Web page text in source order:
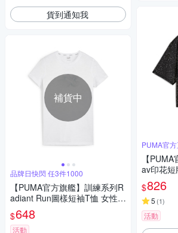
貨到通知我
補貨中
品牌日快閃 任3件1000
【PUMA官方旗艦】訓練系列R
adiant Run圖樣短袖T恤 女性 5
2512302
$648
活動
PUMA官
【
av印花短
1596
$826
5 (1)
活動